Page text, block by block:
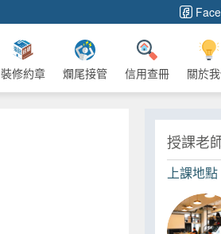
裝修約章 爛尾接管 信用查冊 關於
授課老
上課地點